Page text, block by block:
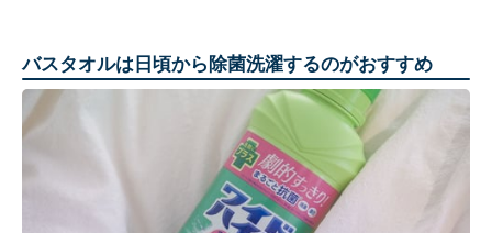
バスタオルは日頃から除菌洗濯するのがおすすめ